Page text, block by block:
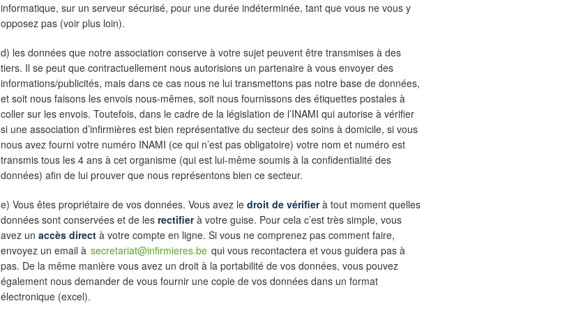
informatique, sur un serveur sécurisé, pour une durée indéterminée, tant que vous ne vous y
opposez pas (voir plus loin).
d) les données que notre association conserve à votre sujet peuvent être transmises à des
tiers. Il se peut que contractuellement nous autorisions un partenaire à vous envoyer des
informations/publicités, mais dans ce cas nous ne lui transmettons pas notre base de données,
et soit nous faisons les envois nous-mêmes, soit nous fournissons des étiquettes postales à
coller sur les envois. Toutefois, dans le cadre de la législation de l’INAMI qui autorise à vérifier
si une association d’infirmières est bien représentative du secteur des soins à domicile, si vous
nous avez fourni votre numéro INAMI (ce qui n’est pas obligatoire) votre nom et numéro est
transmis tous les 4 ans à cet organisme (qui est lui-même soumis à la confidentialité des
données) afin de lui prouver que nous représentons bien ce secteur.
e) Vous êtes propriétaire de vos données. Vous avez le droit de vérifierà tout moment quelles
données sont conservées et de les rectifierà votre guise. Pour cela c’est très simple, vous
avez un accès directà votre compte en ligne. Si vous ne comprenez pas comment faire,
envoyez un email à secretariat@infirmieres.be qui vous recontactera et vous guidera pas à
pas. De la même manière vous avez un droit à la portabilité de vos données, vous pouvez
également nous demander de vous fournir une copie de vos données dans un format
électronique (excel).